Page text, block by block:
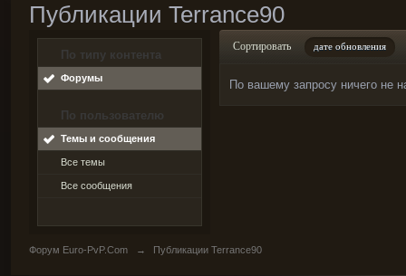
Публикации Terrance90
По типу контента
Форумы
По пользователю
Темы и сообщения
Все темы
Все сообщения
Сортировать дате обновления
По вашему запросу ничего не
Форум Euro-PvP.Com → Публикации Terrance90